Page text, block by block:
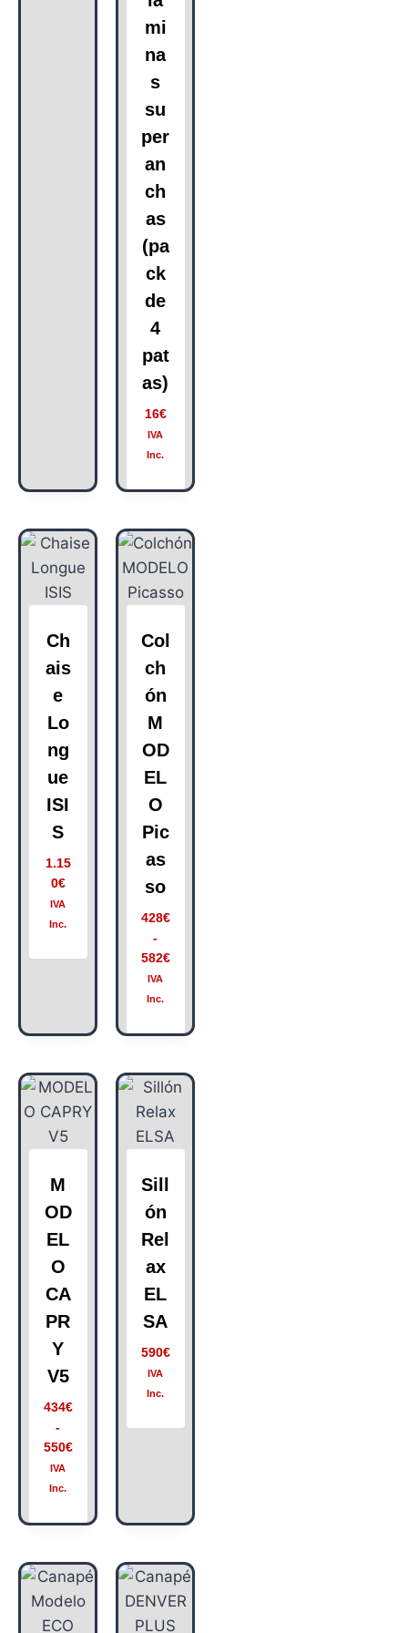
mi
na
s
su
per
an
ch
as
(pa
ck
de
4
pat
as)
16€
IVA
Inc.
Ch
ais
e
Lo
ng
ue
ISI
S
1.15
0€
IVA
Inc.
Col
ch
ón
M
OD
EL
O
Pic
as
so
428€
-
582€
IVA
Inc.
M
OD
EL
O
CA
PR
Y
V5
434€
-
550€
IVA
Inc.
Sill
ón
Rel
ax
EL
SA
590€
IVA
Inc.